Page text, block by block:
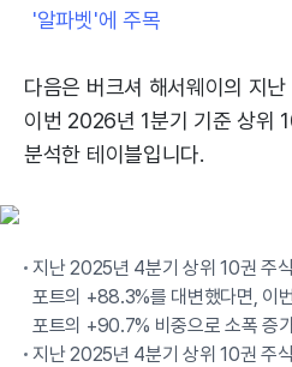
'알파벳'에 주목
다음은 버크셔 해서웨이의 지
이번 2026년 1분기 기준 상위
분석한 테이블입니다.
지난 2025년 4분기 상위 10권 주
포트의 +88.3%를 대변했다면, 이
포트의 +90.7% 비중으로 소폭 증
지난 2025년 4분기 상위 10권 주